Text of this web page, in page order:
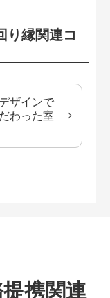
縁関連コ
ザインで
わった室
携関連